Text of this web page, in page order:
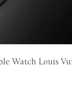
Watch Louis